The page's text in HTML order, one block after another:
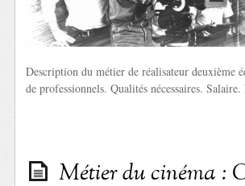
Description du métier de réalisateur deuxième
de professionnels. Qualités nécessaires.
Métier du cinéma :